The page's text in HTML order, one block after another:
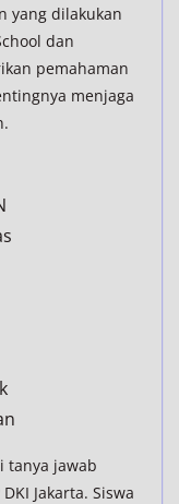
yang dilakukan
dan
pemahaman
menjaga
tanya jawab
Jakarta. Siswa